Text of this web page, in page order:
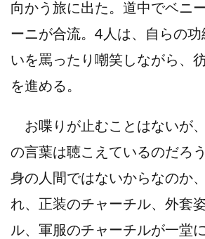
向かう旅に出た。道中でベニ
ーニが合流。4人は、自らの
いを罵ったり嘲笑しながら、
を進める。
お喋りが止むことはないが
の言葉は聴こえているのだろ
身の人間ではないからなのか
れ、正装のチャーチル、外套
ル、軍服のチャーチルが一堂